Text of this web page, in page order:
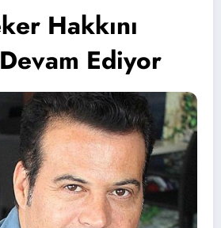
Hakkını
Ediyor